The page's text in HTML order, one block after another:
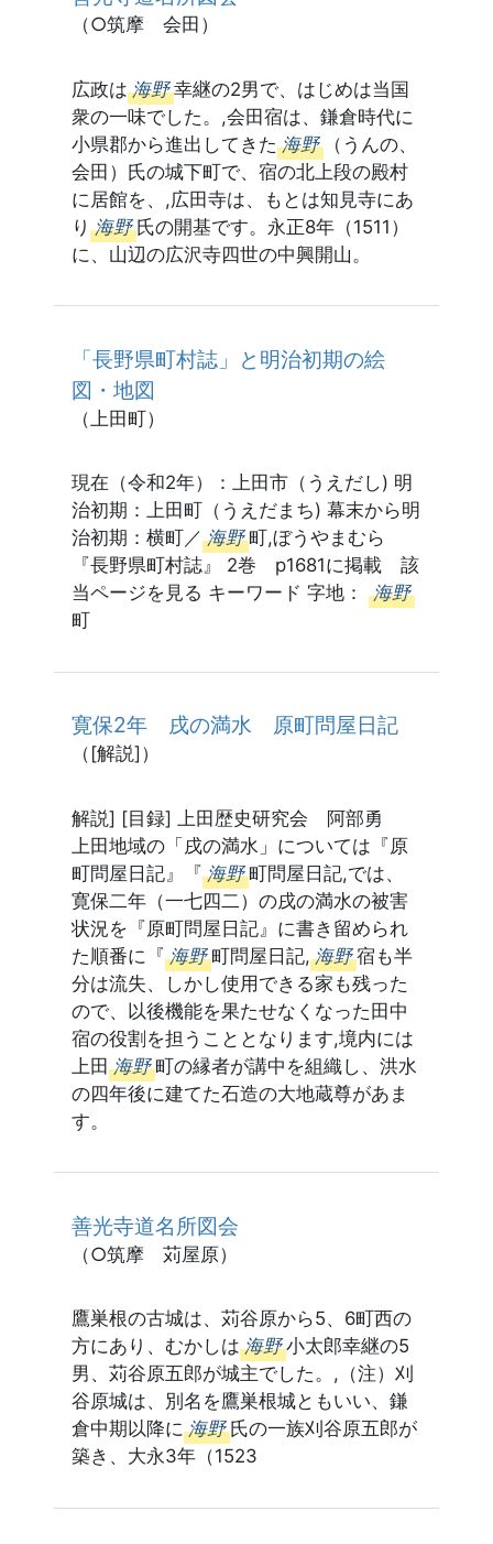
（○筑摩 会田）
広政は 海野 幸継の2男で、はじめは当国
衆の一味でした。,会田宿は、鎌倉時代に
小県郡から進出してきた 海野
（うんの、
会田）氏の城下町で、宿の北上段の殿村
に居館を、,広田寺は、もとは知見寺にあ
り 海野 氏の開基です。永正8年（1511）
に、山辺の広沢寺四世の中興開山。
「長野県町村誌」と明治初期の絵
図・地図
（上田町）
現在（令和2年）：上田市（うえだし) 明
治初期：上田町（うえだまち) 幕末から明
治初期：横町／ 海野 町,ぼうやまむら
『長野県町村誌』 2巻 p1681に掲載 該
当ページを見る キーワード 字地： 海野
町
寛保2年 戌の満水 原町問屋日記
（[解説]）
解説] [目録] 上田歴史研究会 阿部勇
上田地域の「戌の満水」については『原
町問屋日記』『 海野 町問屋日記,では、
寛保二年（一七四二）の戌の満水の被害
状況を『原町問屋日記』に書き留められ
た順番に『 海野 町問屋日記, 海野 宿も半
分は流失、しかし使用できる家も残った
ので、以後機能を果たせなくなった田中
宿の役割を担うこととなります,境内には
上田 海野 町の縁者が講中を組織し、洪水
の四年後に建てた石造の大地蔵尊があま
す。
善光寺道名所図会
（○筑摩 苅屋原）
鷹巣根の古城は、苅谷原から5、6町西の
方にあり、むかしは 海野 小太郎幸継の5
男、苅谷原五郎が城主でした。,（注）刈
谷原城は、別名を鷹巣根城ともいい、鎌
倉中期以降に 海野 氏の一族刈谷原五郎が
築き、大永3年（1523